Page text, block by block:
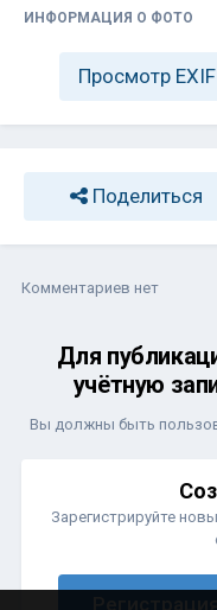
ИНФОРМАЦИЯ О ФОТО
Просмотр
Поделиться
Комментариев нет
Для
учётную
Вы должны быть
Зарегистрируйте